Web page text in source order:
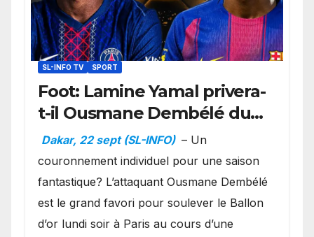
SL-INFO TV SPORT
Foot: Lamine Yamal privera-
t-il Ousmane Dembélé du
Ballon d’or ?
Dakar, 22 sept (SL-INFO) – Un
couronnement individuel pour une saison
fantastique? L’attaquant Ousmane Dembélé
est le grand favori pour soulever le Ballon
d’or lundi soir à Paris au cours d’une